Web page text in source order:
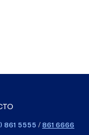
861 5555 / 861 6666